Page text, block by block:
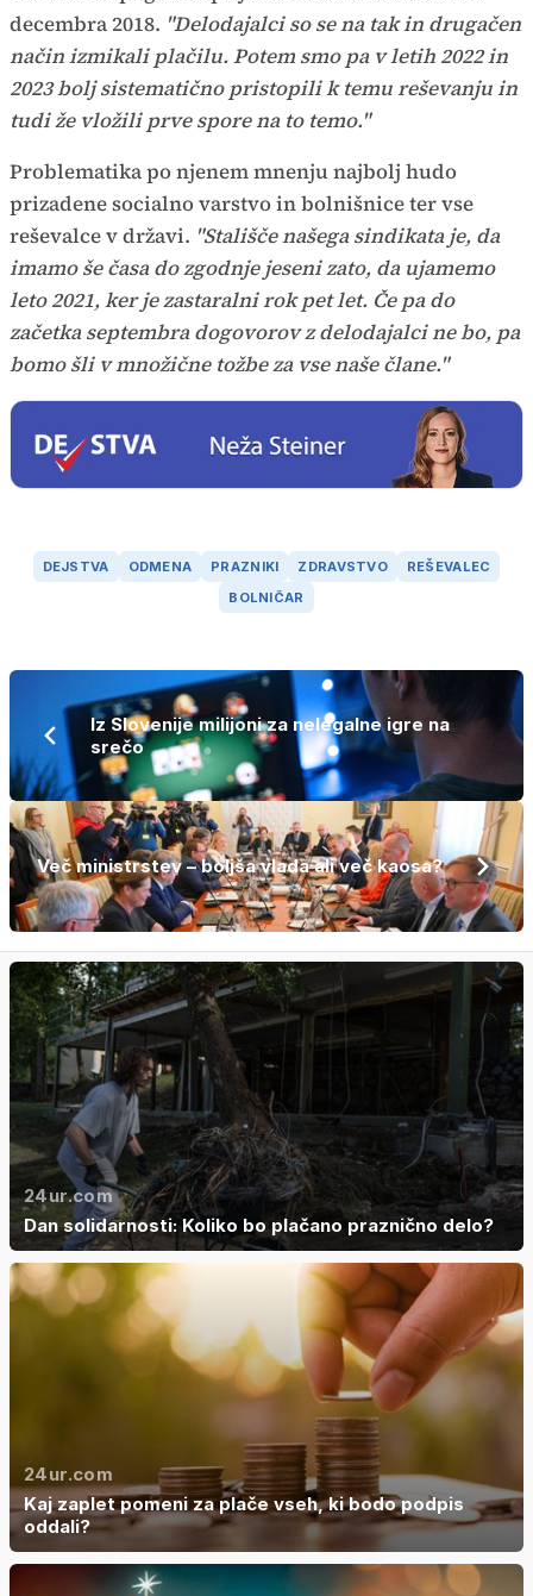
decembra 2018. "Delodajalci so se na tak in drugačen
način izmikali plačilu. Potem smo pa v letih 2022 in
2023 bolj sistematično pristopili k temu reševanju in
tudi že vložili prve spore na to temo."
Problematika po njenem mnenju najbolj hudo
prizadene socialno varstvo in bolnišnice ter vse
reševalce v državi. "Stališče našega sindikata je, da
imamo še časa do zgodnje jeseni zato, da ujamemo
leto 2021, ker je zastaralni rok pet let. Če pa do
začetka septembra dogovorov z delodajalci ne bo, pa
bomo šli v množične tožbe za vse naše člane."
DEJSTVA ODMENA PRAZNIKI ZDRAVSTVO
REŠEVALEC
BOLNIČAR
Iz Slovenije milijoni za nelegalne igre na
srečo
Več ministrstev – boljša vlada ali več kaosa?
24ur.com
Dan solidarnosti: Koliko bo plačano praznično delo?
24ur.com
Kaj zaplet pomeni za plače vseh, ki bodo podpis
oddali?